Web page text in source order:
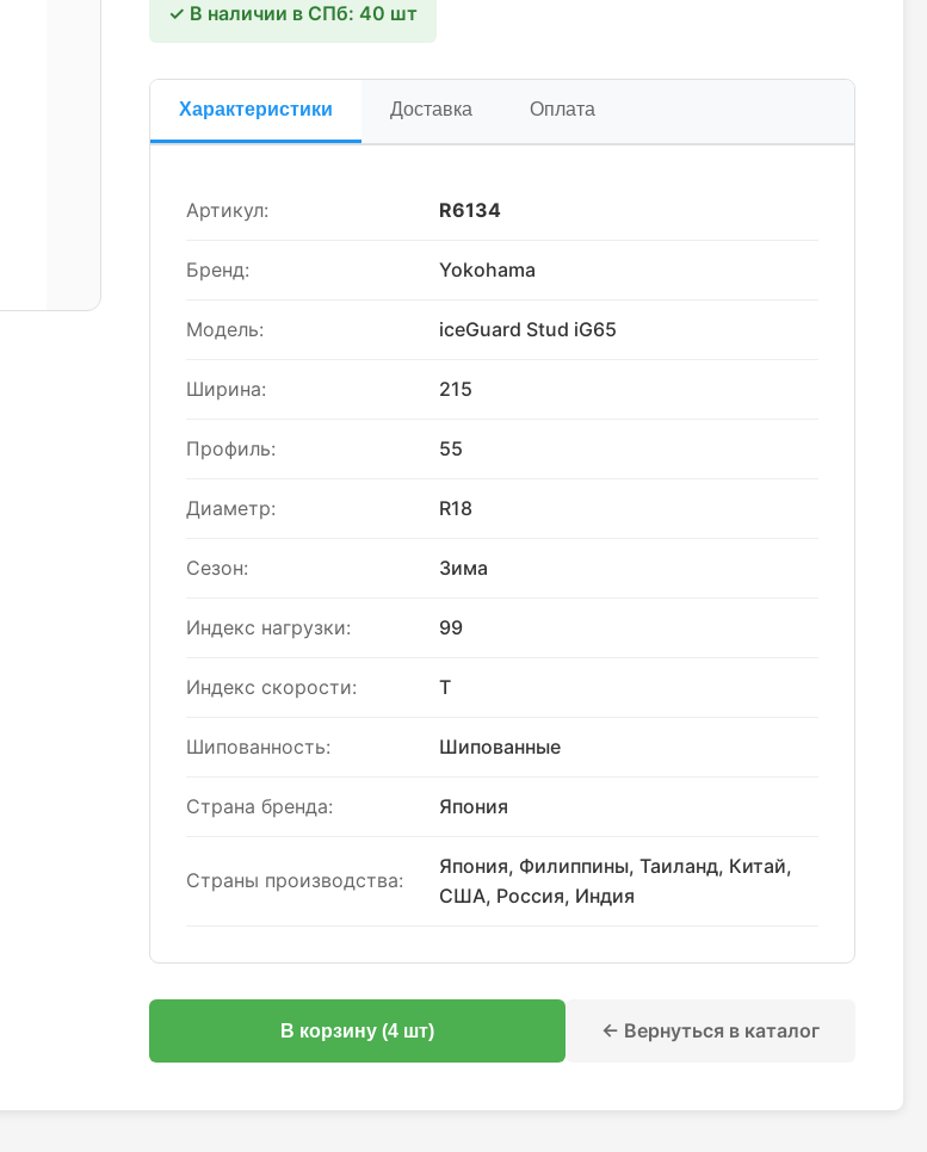
✓ В наличии в СПб: 40 шт
Характеристики Доставка Оплата
Артикул: R6134
Бренд: Yokohama
Модель: iceGuard Stud iG65
Ширина: 215
Профиль: 55
Диаметр: R18
Сезон: Зима
Индекс нагрузки: 99
Индекс скорости: T
Шипованность: Шипованные
Страна бренда: Япония
Страны производства:
Япония, Филиппины, Таиланд, Китай,
США, Россия, Индия
В корзину (4 шт) ← Вернуться в каталог